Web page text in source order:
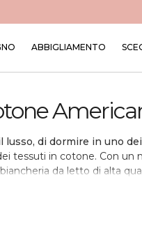
ABBIGLIAMENTO
di dormire in uno
tessuti in cotone. Con un
da letto di alta
coltivato solo in una piccola